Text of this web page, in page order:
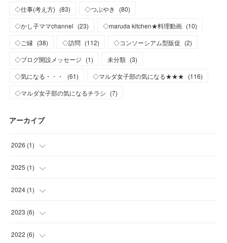
◇仕事(考え方) (83) ◇つぶやき (80)
◇かし子ママchannel (23) ◇maruda kitchen★料理動画 (10)
◇ご縁 (38) ◇訪問 (112) ◇コンソーシアム型販促 (2)
◇ブログ開設メッセージ (1) 未分類 (3)
◇気になる・・・
(61) ◇マルダ女子部の気になる★★★ (116)
◇マルダ女子部の気になるチラシ (7)
アーカイブ
2026 (1)
( )
2025 (1)
( )
2024 (1)
( )
2023 (6)
( )
2022 (6)